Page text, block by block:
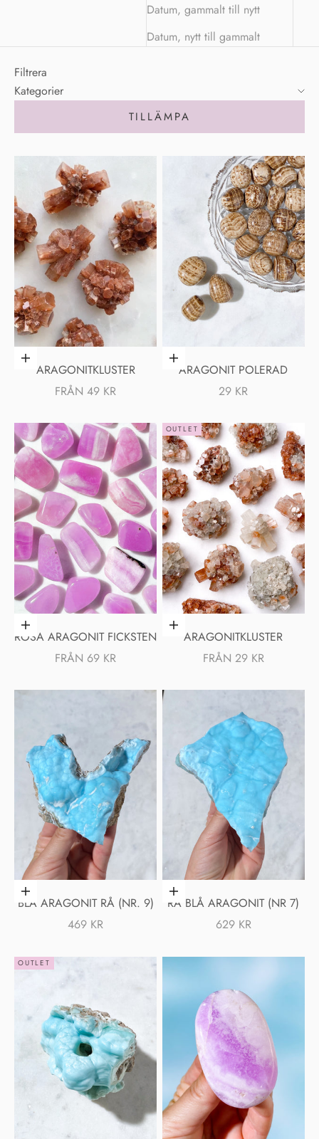
Datum, gammalt till nytt
Datum, nytt till gammalt
Filtrera
Kategorier
TILLÄMPA
Välj alternativ
ARAGONITKLUSTER
REA-PRIS
FRÅN 49 KR
Lägg i varukorgen
ARAGONIT POLERAD
REA-PRIS
29 KR
Välj alternativ
ROSA ARAGONIT FICKSTEN
REA-PRIS
FRÅN 69 KR
OUTLET
Välj alternativ
ARAGONITKLUSTER
REA-PRIS
FRÅN 29 KR
Lägg i varukorgen
BLÅ ARAGONIT RÅ (NR. 9)
REA-PRIS
469 KR
Lägg i varukorgen
RÅ BLÅ ARAGONIT (NR 7)
REA-PRIS
629 KR
OUTLET